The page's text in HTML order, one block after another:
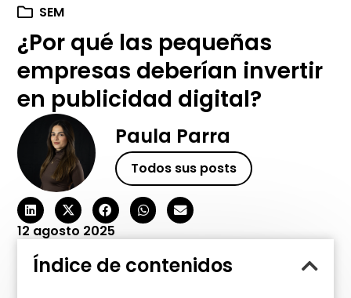
SEM
¿Por qué las pequeñas
empresas deberían invertir
en publicidad digital?
Paula Parra
Todos sus posts
12 agosto 2025
Índice de contenidos